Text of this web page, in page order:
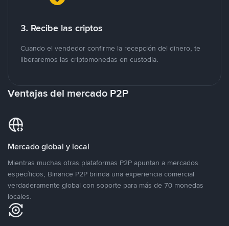
3. Recibe las criptos
Cuando el vendedor confirme la recepción del dinero, te
liberaremos las criptomonedas en custodia.
Ventajas del mercado P2P
Mercado global y local
Mientras muchas otras plataformas P2P apuntan a mercados
específicos, Binance P2P brinda una experiencia comercial
verdaderamente global con soporte para más de 70 monedas
locales.